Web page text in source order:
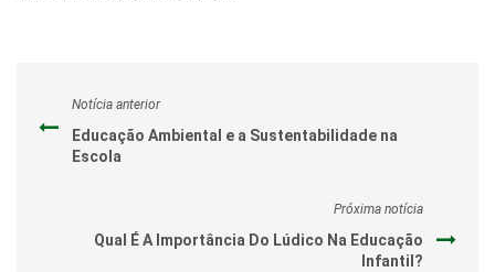
Notícia anterior
Educação Ambiental e a Sustentabilidade na
Escola
Próxima notícia
Qual É A Importância Do Lúdico Na Educação
Infantil?